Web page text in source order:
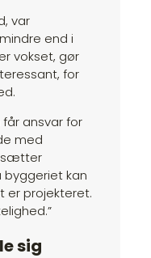
var
end i
vokset, gør
for
ansvar for
med
byggeriet kan
er projekteret.
sig